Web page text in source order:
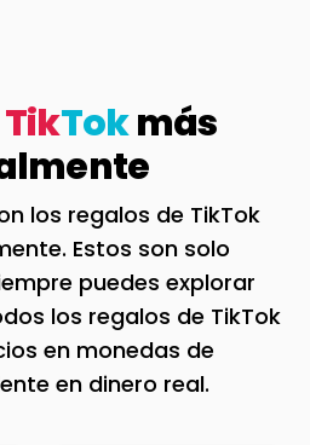
TikTokmás
los regalos de TikTok
Estos son solo
puedes explorar
los regalos de TikTok
en monedas de
en dinero real.